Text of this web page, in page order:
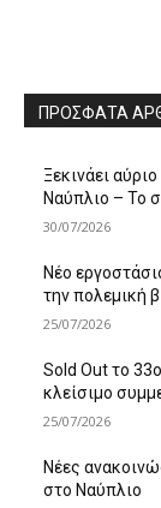
ΠΡΌΣΦΑΤΑ
Ξεκινάει
Ναύπλιο – Το
30/07/2026
Νέο
την πολεμική
25/07/2026
Sold Out το
κλείσιμο
25/07/2026
Νέες
στο Ναύπλιο